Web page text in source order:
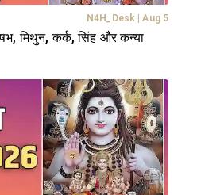
N4H_Desk Aug 5
मिथुन, कर्क, सिंह और कन्या